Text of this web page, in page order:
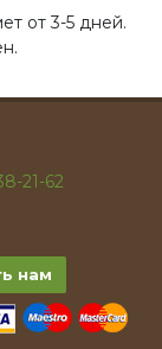
от 3-5 дней.
21-62
нам